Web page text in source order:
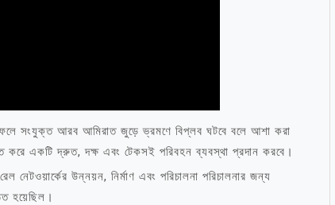
ফলে সংযুক্ত আরব আমিরাত জুড়ে ভ্রমণে বিপ্লব ঘটবে বলে আশা করা
করে একটি দ্রুত, দক্ষ এবং টেকসই পরিবহন ব্যবস্থা প্রদান করবে।
নেটওয়ার্কের উন্নয়ন, নির্মাণ এবং পরিচালনা পরিচালনার জন্য
হয়েছিল।